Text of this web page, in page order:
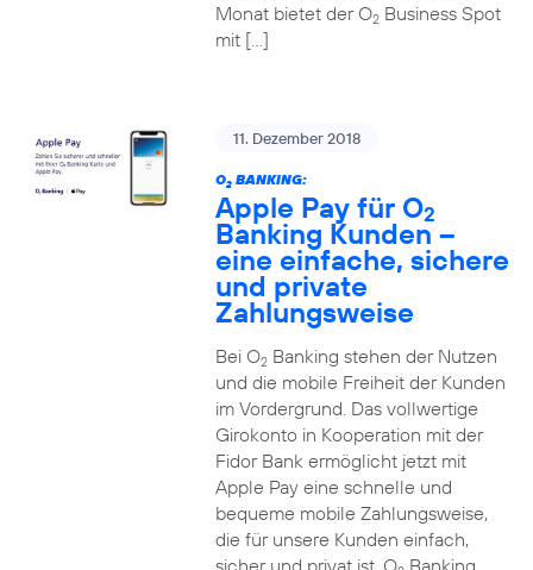
Monat bietet der O2Business Spot
mit […]
11. Dezember 2018
O2BANKING:
Apple Pay für O2
Banking Kunden –
eine einfache, sichere
und private
Zahlungsweise
Bei O2Banking stehen der Nutzen
und die mobile Freiheit der Kunden
im Vordergrund. Das vollwertige
Girokonto in Kooperation mit der
Fidor Bank ermöglicht jetzt mit
Apple Pay eine schnelle und
bequeme mobile Zahlungsweise,
die für unsere Kunden einfach,
sicher und privat ist. O Banking